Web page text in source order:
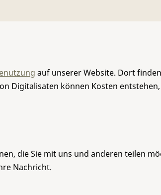
auf unserer Website. Dort
Digitalisaten können Kosten
die Sie mit uns und anderen teilen
Nachricht.